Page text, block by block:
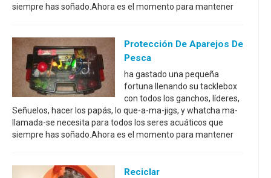
siempre has soñado.Ahora es el momento para mantener
Protección De Aparejos De
Pesca
ha gastado una pequeña
fortuna llenando su tacklebox
con todos los ganchos, líderes,
Señuelos, hacer los papás, lo que-a-ma-jigs, y whatcha ma-
llamada-se necesita para todos los seres acuáticos que
siempre has soñado.Ahora es el momento para mantener
Reciclar